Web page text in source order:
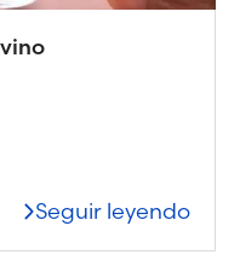
Seguir leyendo